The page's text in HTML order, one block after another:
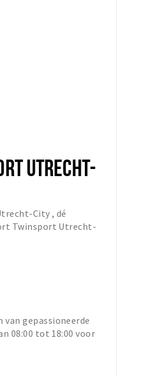
UTRECHT-
City , dé
Twinsport Utrecht-
gepassioneerde
08:00 tot 18:00 voor